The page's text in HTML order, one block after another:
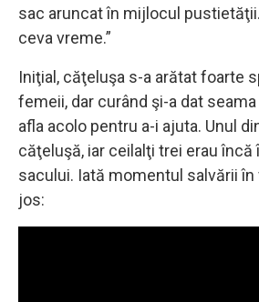
sac aruncat în mijlocul
ceva vreme.”
Iniţial, căţeluşa s-a arătat foarte
femeii, dar curând şi-a dat
afla acolo pentru a-i ajuta. Unul
căţeluşă, iar ceilalţi trei erau încă
sacului. Iată momentul salvării
jos: